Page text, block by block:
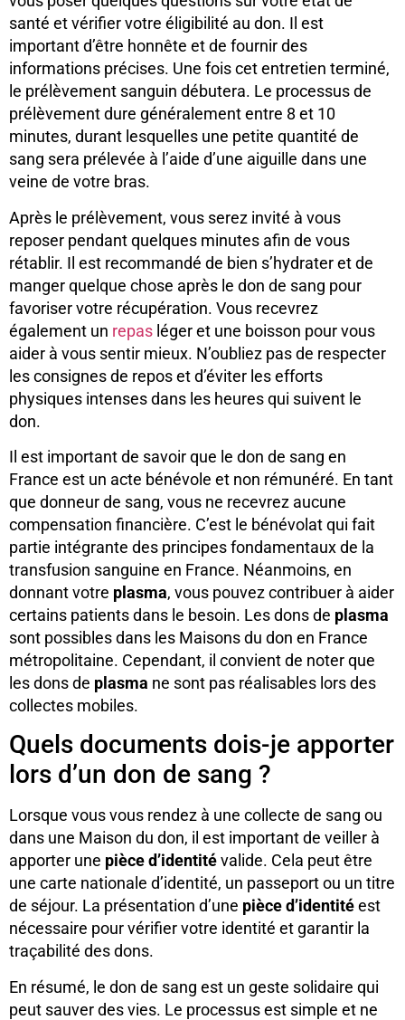
santé et vérifier votre éligibilité au don. Il est
important d’être honnête et de fournir des
informations précises. Une fois cet entretien terminé,
le prélèvement sanguin débutera. Le processus de
prélèvement dure généralement entre 8 et 10
minutes, durant lesquelles une petite quantité de
sang sera prélevée à l’aide d’une aiguille dans une
veine de votre bras.
Après le prélèvement, vous serez invité à vous
reposer pendant quelques minutes afin de vous
rétablir. Il est recommandé de bien s’hydrater et de
manger quelque chose après le don de sang pour
favoriser votre récupération. Vous recevrez
également un repas léger et une boisson pour vous
aider à vous sentir mieux. N’oubliez pas de respecter
les consignes de repos et d’éviter les efforts
physiques intenses dans les heures qui suivent le
don.
Il est important de savoir que le don de sang en
France est un acte bénévole et non rémunéré. En tant
que donneur de sang, vous ne recevrez aucune
compensation financière. C’est le bénévolat qui fait
partie intégrante des principes fondamentaux de la
transfusion sanguine en France. Néanmoins, en
donnant votre plasma, vous pouvez contribuer à aider
certains patients dans le besoin. Les dons de plasma
sont possibles dans les Maisons du don en France
métropolitaine. Cependant, il convient de noter que
les dons de plasma ne sont pas réalisables lors des
collectes mobiles.
Quels documents dois-je apporter
lors d’un don de sang ?
Lorsque vous vous rendez à une collecte de sang ou
dans une Maison du don, il est important de veiller à
apporter une pièce d’identitévalide. Cela peut être
une carte nationale d’identité, un passeport ou un titre
de séjour. La présentation d’une pièce d’identitéest
nécessaire pour vérifier votre identité et garantir la
traçabilité des dons.
En résumé, le don de sang est un geste solidaire qui
peut sauver des vies. Le processus est simple et ne